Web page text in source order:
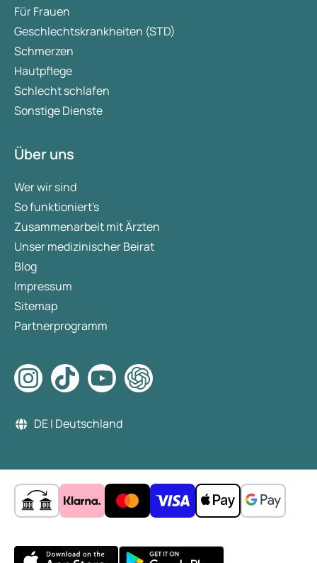
Für Frauen
Geschlechtskrankheiten (STD)
Schmerzen
Hautpflege
Schlecht schlafen
Sonstige Dienste
Über uns
Wer wir sind
So funktioniert's
Zusammenarbeit mit Ärzten
Unser medizinischer Beirat
Blog
Impressum
Sitemap
Partnerprogramm
DE | Deutschland